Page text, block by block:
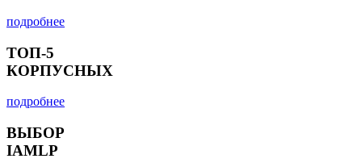
подробнее
ТОП-5
КОРПУСНЫХ
подробнее
ВЫБОР
IAMLP